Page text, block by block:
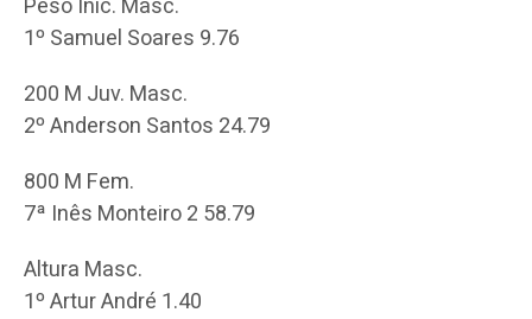
Peso Inic. Masc.
1º Samuel Soares 9.76
200 M Juv. Masc.
2º Anderson Santos 24.79
800 M Fem.
7ª Inês Monteiro 2 58.79
Altura Masc.
1º Artur André 1.40